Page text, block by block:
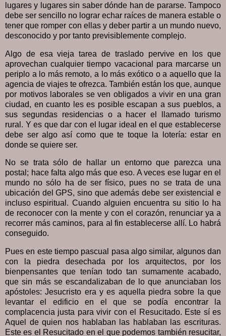
lugares y lugares sin saber dónde han de pararse. Tampoco
debe ser sencillo no lograr echar raíces de manera estable o
tener que romper con ellas y deber partir a un mundo nuevo,
desconocido y por tanto previsiblemente complejo.
Algo de esa vieja tarea de traslado pervive en los que
aprovechan cualquier tiempo vacacional para marcarse un
periplo a lo más remoto, a lo más exótico o a aquello que la
agencia de viajes te ofrezca. También están los que, aunque
por motivos laborales se ven obligados a vivir en una gran
ciudad, en cuanto les es posible escapan a sus pueblos, a
sus segundas residencias o a hacer el llamado turismo
rural. Y es que dar con el lugar ideal en el que establecerse
debe ser algo así como que te toque la lotería: estar en
donde se quiere ser.
No se trata sólo de hallar un entorno que parezca una
postal; hace falta algo más que eso. A veces ese lugar en el
mundo no sólo ha de ser físico, pues no se trata de una
ubicación del GPS, sino que además debe ser existencial e
incluso espiritual. Cuando alguien encuentra su sitio lo ha
de reconocer con la mente y con el corazón, renunciar ya a
recorrer más caminos, para al fin establecerse allí. Lo habrá
conseguido.
Pues en este tiempo pascual pasa algo similar, algunos dan
con la piedra desechada por los arquitectos, por los
bienpensantes que tenían todo tan sumamente acabado,
que sin más se escandalizaban de lo que anunciaban los
apóstoles: Jesucristo era y es aquella piedra sobre la que
levantar el edificio en el que se podía encontrar la
complacencia justa para vivir con el Resucitado. Este sí es
Aquel de quien nos hablaban las hablaban las escrituras.
Este es el Resucitado en el que podemos también resucitar,